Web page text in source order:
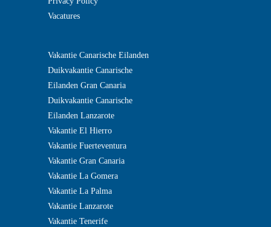
Vacatures
Vakantie Canarische Eilanden
Duikvakantie Canarische
Eilanden Gran Canaria
Duikvakantie Canarische
Eilanden Lanzarote
Vakantie El Hierro
Vakantie Fuerteventura
Vakantie Gran Canaria
Vakantie La Gomera
Vakantie La Palma
Vakantie Lanzarote
Vakantie Tenerife
>